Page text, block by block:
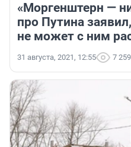
«Моргенштерн —
про Путина
не может с ним
31 августа, 2021, 12:55 7 259